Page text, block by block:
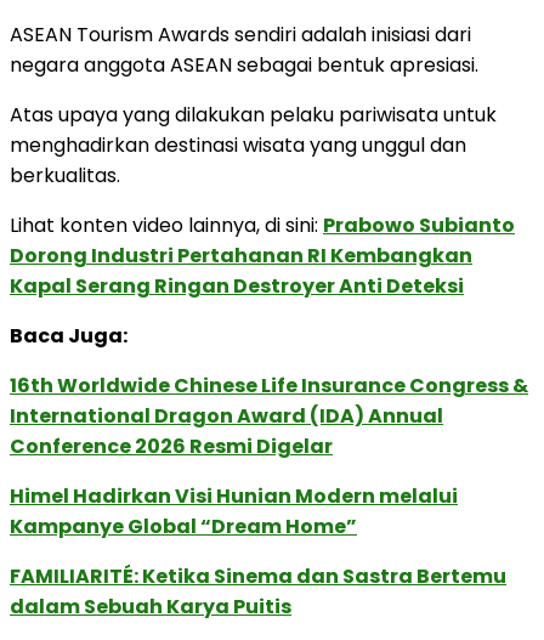
ASEAN Tourism Awards sendiri adalah inisiasi dari
negara anggota ASEAN sebagai bentuk apresiasi.
Atas upaya yang dilakukan pelaku pariwisata untuk
menghadirkan destinasi wisata yang unggul dan
berkualitas.
Lihat konten video lainnya, di sini: Prabowo Subianto
Dorong Industri Pertahanan RI Kembangkan
Kapal Serang Ringan Destroyer Anti Deteksi
Baca Juga:
16th Worldwide Chinese Life Insurance Congress &
International Dragon Award (IDA) Annual
Conference 2026 Resmi Digelar
Himel Hadirkan Visi Hunian Modern melalui
Kampanye Global “Dream Home”
FAMILIARITÉ: Ketika Sinema dan Sastra Bertemu
dalam Sebuah Karya Puitis